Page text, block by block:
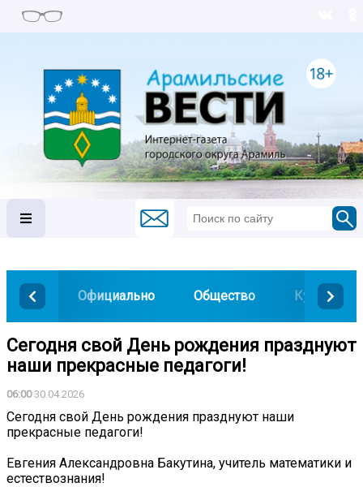
Официально Общество Культура
Сегодня свой День рождения празднуют
наши прекрасные педагоги!
06:0030.04.2026
Сегодня свой День рождения празднуют наши
прекрасные педагоги!
Евгения Александровна Бакутина, учитель математики и
естествознания!